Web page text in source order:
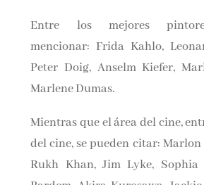
Entre los mejores
mencionar: Frida Kahlo,
Peter Doig, Anselm Kiefer,
Marlene Dumas.
Mientras que el área del cine,
del cine, se pueden citar:
Rukh Khan, Jim Lyke, Sophia